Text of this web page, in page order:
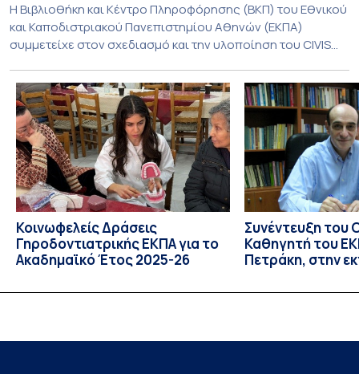
Η Βιβλιοθήκη και Κέντρο Πληροφόρησης (ΒΚΠ) του Εθνικού
και Καποδιστριακού Πανεπιστημίου Αθηνών (ΕΚΠΑ)
συμμετείχε στον σχεδιασμό και την υλοποίηση του CIVIS
Libraries and Participatory Culture” (IMOTION), το οποίο
πραγματοποιήθηκε με διαδικτυακές και δια ζώσης
εκπαιδευτικές δράσεις από τις 3 Ιουνίου έως τις 10 Ιουλίου
2026. Το πρόγραμμα αποτελεί […]
Κοινωφελείς Δράσεις
Γηροδοντιατρικής ΕΚΠΑ για το
Ακαδημαϊκό Έτος 2025-26
Συνέντευξη του
Καθηγητή του
Πετράκη, στην